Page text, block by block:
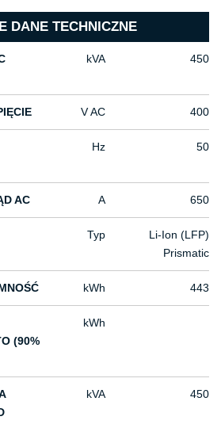
DANE TECHNICZNE
kVA 450
V AC 400
Hz 50
AC A 650
Typ
Li-Ion (LFP)
Prismatic
kWh 443
(90%
kWh
kVA 450